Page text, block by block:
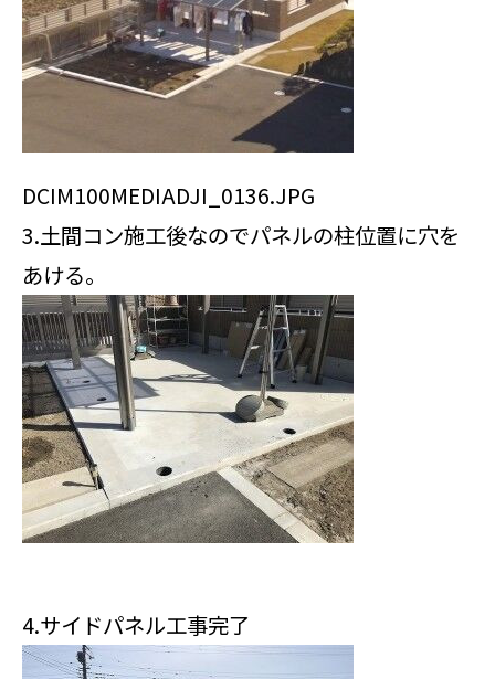
DCIM100MEDIADJI_0136.JPG
3.土間コン施工後なのでパネルの柱位置に穴を
あける。
4.サイドパネル工事完了